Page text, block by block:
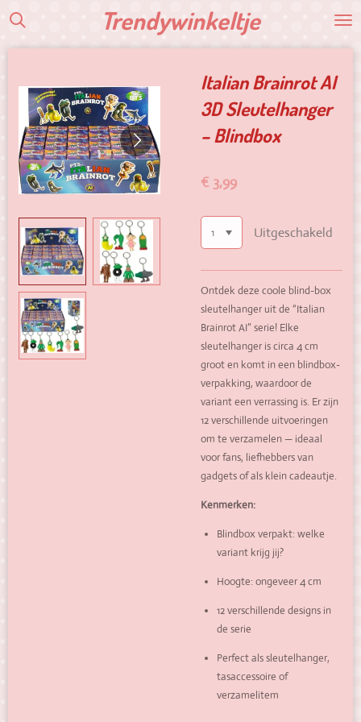
Ga
hoofdinhoud
Trendywinkeltje
Italian Brainrot AI
3D Sleutelhanger
– Blindbox
€ 3,99
Uitgeschakeld
Ontdek deze coole blind-box
sleutelhanger uit de “Italian
Brainrot AI” serie! Elke
sleutelhanger is circa 4 cm
groot en komt in een blindbox-
verpakking, waardoor de
variant een verrassing is. Er zijn
12 verschillende uitvoeringen
om te verzamelen — ideaal
voor fans, liefhebbers van
gadgets of als klein cadeautje.
Kenmerken:
Blindbox verpakt: welke
variant krijg jij?
Hoogte: ongeveer 4 cm
12 verschillende designs in
de serie
Perfect als sleutelhanger,
tasaccessoire of
verzamelitem